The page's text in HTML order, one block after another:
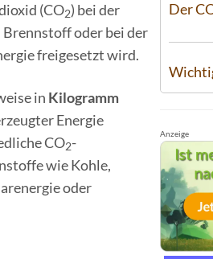
(CO2) bei der
oder bei der
freigesetzt wird.
in Kilogramm
Energie
CO2-
wie Kohle,
oder
Der
Anzeige